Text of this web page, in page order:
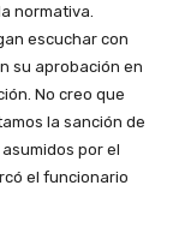
normativa.
escuchar con
su aprobación en
No creo que
la sanción de
por el
el funcionario